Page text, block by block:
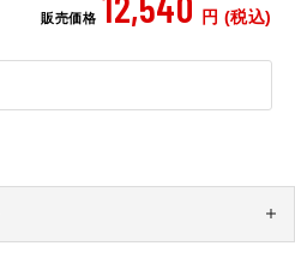
販売価格 円 (税込)